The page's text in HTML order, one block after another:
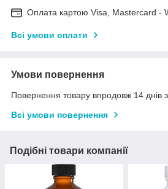
Оплата картою Visa, Mastercard -
Всі умови оплати
Умови повернення
Повернення товару впродовж 14 днів
Всі умови повернення
Подібні товари компанії